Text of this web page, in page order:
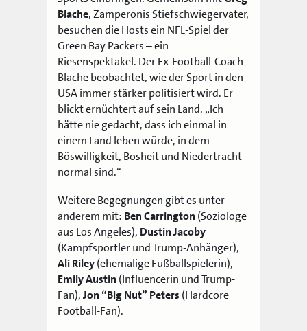
Blache, Zamperonis Stiefschwiegervater,
besuchen die Hosts ein NFL-Spiel der
Green Bay Packers – ein
Riesenspektakel. Der Ex-Football-Coach
Blache beobachtet, wie der Sport in den
USA immer stärker politisiert wird. Er
blickt ernüchtert auf sein Land. „Ich
hätte nie gedacht, dass ich einmal in
einem Land leben würde, in dem
Böswilligkeit, Bosheit und Niedertracht
normal sind.“
Weitere Begegnungen gibt es unter
anderem mit: Ben Carrington (Soziologe
aus Los Angeles), Dustin Jacoby
(Kampfsportler und Trump-Anhänger),
Ali Riley(ehemalige Fußballspielerin),
Emily Austin (Influencerin und Trump-
Fan),Jon “Big Nut” Peters (Hardcore
Football-Fan).